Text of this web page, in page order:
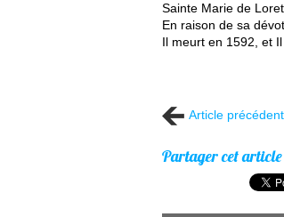
Sainte Marie de
En raison de sa
Il meurt en 1592, et
Article précédent
Partager cet article